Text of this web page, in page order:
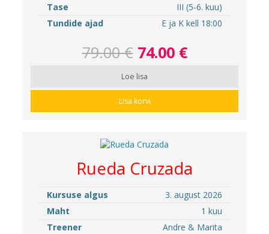
Tase
III (5-6. kuu)
Tundide ajad
E ja K kell 18:00
79.00 € 74.00 €
Loe lisa
Lisa korvi
Rueda Cruzada
Kursuse algus
3. august 2026
Maht
1 kuu
Treener
Andre & Marita